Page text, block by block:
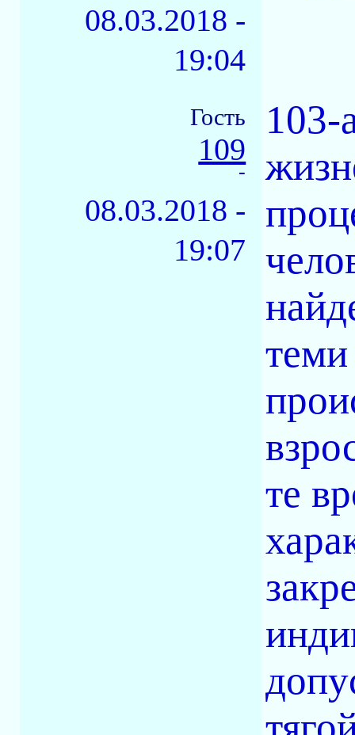
08.03.2018 -
19:04
Гость
109
-
08.03.2018 -
19:07
103-
те